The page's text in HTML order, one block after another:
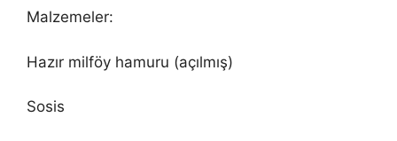
Malzemeler:
Hazır milföy hamuru (açılmış)
Sosis